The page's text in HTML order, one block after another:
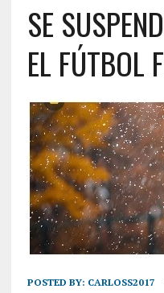
SE
EL FÚTBOL
POSTED BY: CARLOSS2017